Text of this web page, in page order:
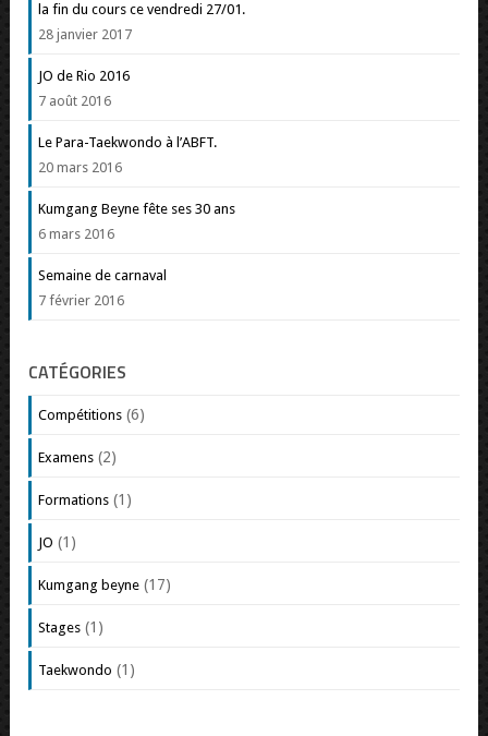
la fin du cours ce vendredi 27/01.
28 janvier 2017
JO de Rio 2016
7 août 2016
Le Para-Taekwondo à l’ABFT.
20 mars 2016
Kumgang Beyne fête ses 30 ans
6 mars 2016
Semaine de carnaval
7 février 2016
CATÉGORIES
Compétitions (6)
Examens (2)
Formations (1)
JO (1)
Kumgang beyne (17)
Stages (1)
Taekwondo (1)